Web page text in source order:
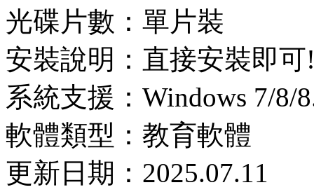
光碟片數：單片裝
安裝說明：直接安裝即可
系統支援：Windows 7/8/
軟體類型：教育軟體
更新日期：2025.07.11